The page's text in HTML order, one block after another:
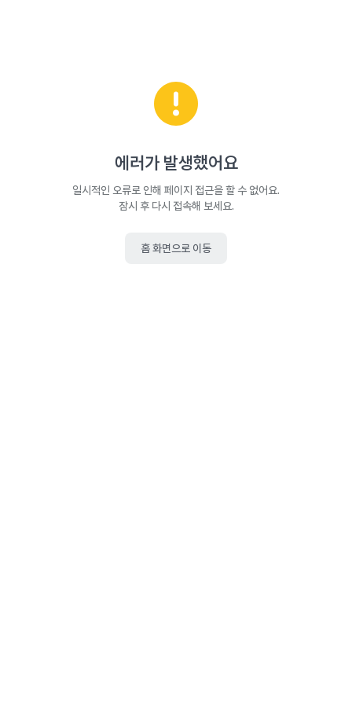
에러가 발생했어요
일시적인 오류로 인해 페이지 접근을 할 수 없어요.
잠시 후 다시 접속해 보세요.
홈 화면으로 이동